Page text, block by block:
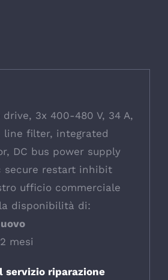
drive, 3x 400-480 V, 34 A,
line filter, integrated
DC bus power supply
secure restart inhibit
ufficio commerciale
disponibilità di:
mesi
servizio riparazione